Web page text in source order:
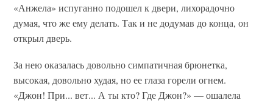
«Анжела» испуганно подошел к двери, лихорадочно
думая, что же ему делать. Так и не додумав до конца, он
открыл дверь.
За нею оказалась довольно симпатичная брюнетка,
высокая, довольно худая, но ее глаза горели огнем.
«Джон! При... вет... А ты кто? Где Джон?» — ошалела